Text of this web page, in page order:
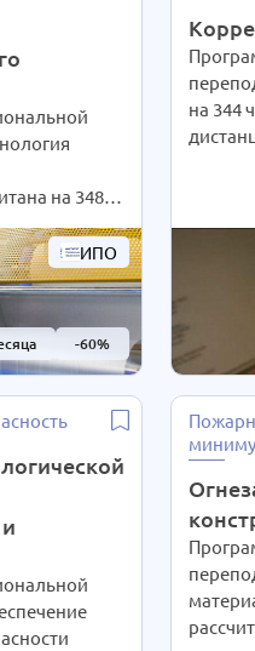
ИПО
-60%
на 348
Вашем
курса
В 2
по
отправьте
на 344
РАЗА!
нам